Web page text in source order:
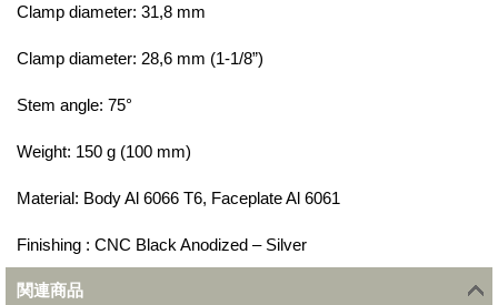
Clamp diameter: 31,8 mm
Clamp diameter: 28,6 mm (1-1/8”)
Stem angle: 75°
Weight: 150 g (100 mm)
Material: Body Al 6066 T6, Faceplate Al 6061
Finishing : CNC Black Anodized – Silver
関連商品